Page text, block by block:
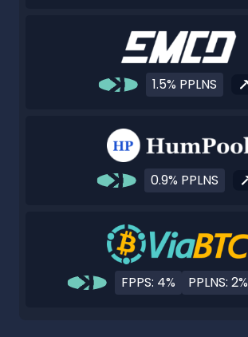
1.5% PPLNS
0.9% PPLNS
FPPS: 4% PPLNS: 2%